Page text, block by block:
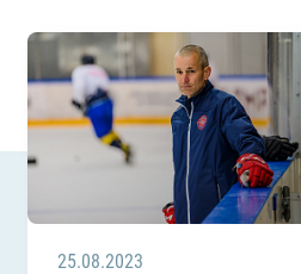
Барыс
Салават Юлаев
Сибирь
25.08.2023